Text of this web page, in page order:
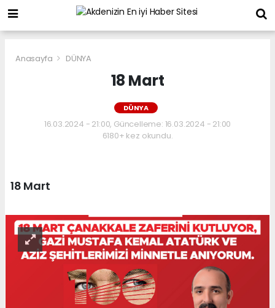
Anasayfa DÜNYA
18 Mart
DÜNYA
16.03.2024 - 21:00, Güncelleme: 16.03.2024 - 21:00
6180+ kez okundu.
18 Mart